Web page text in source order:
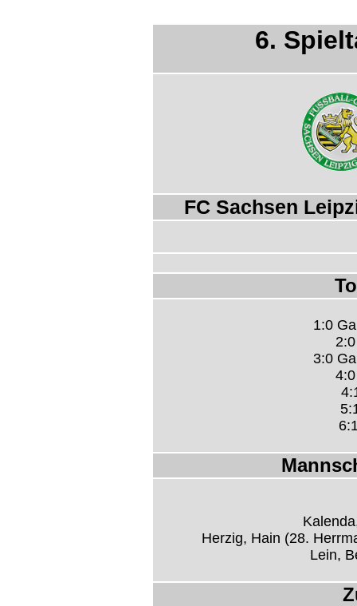
6.
FC Sachsen
1:0
3:0
Herzig, Hain (28.
Lein,